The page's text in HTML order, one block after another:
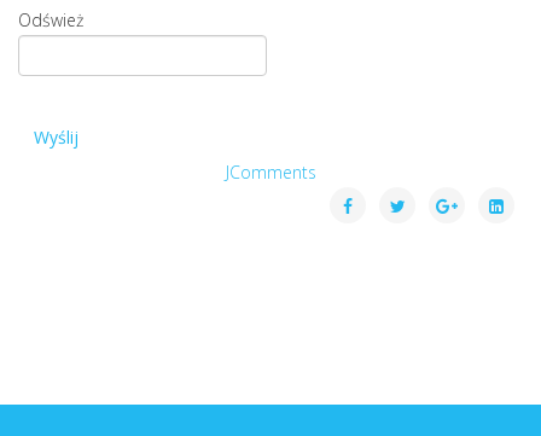
Odśwież
Wyślij
JComments